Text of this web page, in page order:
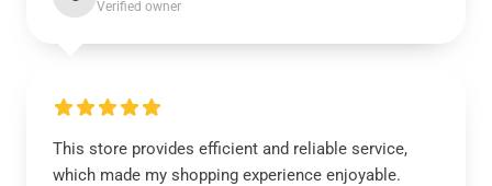
Verified owner
This store provides efficient and reliable service,
which made my shopping experience enjoyable.